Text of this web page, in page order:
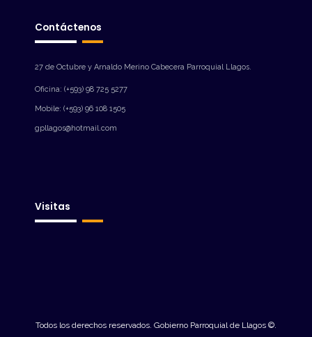
Contáctenos
27 de Octubre y Arnaldo Merino Cabecera Parroquial Llagos.
Oficina: (+593) 98 725 5277
Mobile: (+593) 96 108 1505
gpllagos@hotmail.com
Visitas
Todos los derechos reservados. Gobierno Parroquial de Llagos ©.